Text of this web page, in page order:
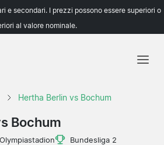
e secondari. I prezzi possono essere superiori o
al valore nominale.
Hertha Berlin vs Bochum
Bochum
Olympiastadion
Bundesliga 2